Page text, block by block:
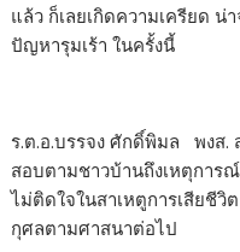
แล้ว ก็เลยเกิดความเครียด
ปัญหารุมเร้า ในครั้งนี้
ร.ต.อ.บรรจง ศักดิ์พิมล พงส.
สอบตามชาวบ้านถึงเหตุการ
ไม่ติดใจในสาเหตูการเสียชี
กุศลตามศาสนาต่อไป